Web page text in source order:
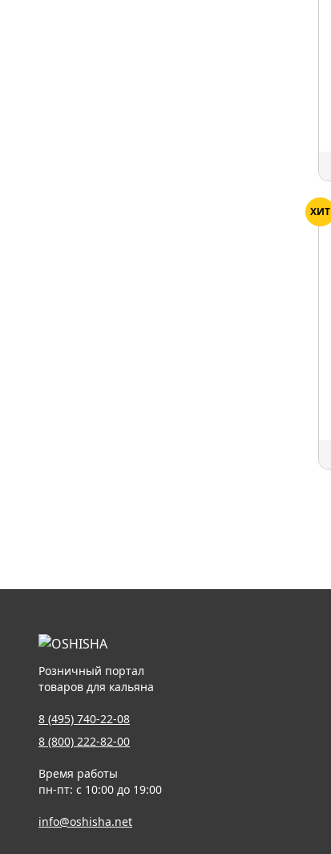
ХИТ
Розничный портал
товаров для кальяна
8 (495) 740-22-08
8 (800) 222-82-00
Время работы
пн-пт: с 10:00 до 19:00
info@oshisha.net